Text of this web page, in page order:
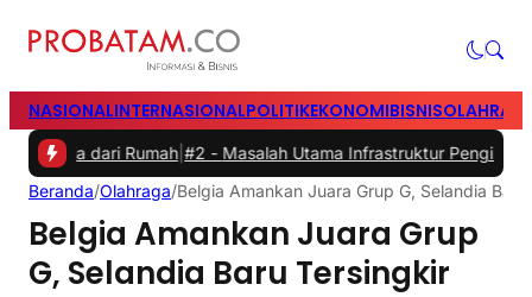
NASIONALINTERNASIONALPOLITIKEKONOMIBISNIS
dari Rumah|#2 -Masalah Utama Infrastruktur Pengisian Daya
Beranda/Olahraga/Belgia Amankan Juara Grup G, Selandia
Belgia Amankan Juara Grup
G, Selandia Baru Tersingkir